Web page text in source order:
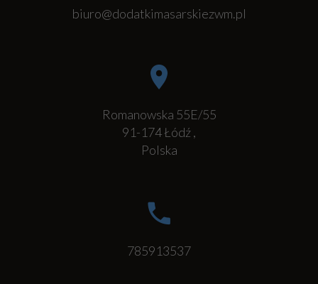
biuro@dodatkimasarskiezwm.pl
Romanowska 55E/55
91-174Łódź,
Polska
785913537